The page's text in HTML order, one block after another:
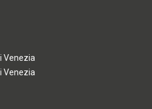
Venezia
Venezia